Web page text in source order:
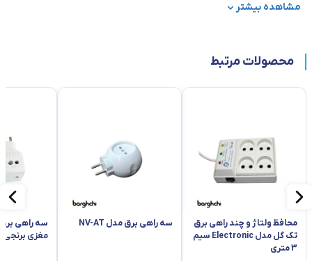
حداکثر توان قابل پشتیبانی 3000 ولت آمپر
حداکثر جریان انتقالی
ولتاژ ورودی 220 ولت
حداقل ولتاژ برای قطع شدن جریان
مشاهده بیشتر
محصولات مرتبط
محافظ ولتاژ و چند راهی برق
تک گل مدل Electronic سیم
3 متری
سه راهی برق مدل NV-AT
سه راهی
مغزی برنجی